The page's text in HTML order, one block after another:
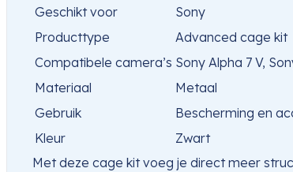
Geschikt voor
Sony
Producttype
Advanced cage kit
Compatibele camera’s Sony Alpha 7 V,
Materiaal
Metaal
Gebruik
Bescherming en
Kleur
Zwart
Met deze cage kit voeg je direct meer